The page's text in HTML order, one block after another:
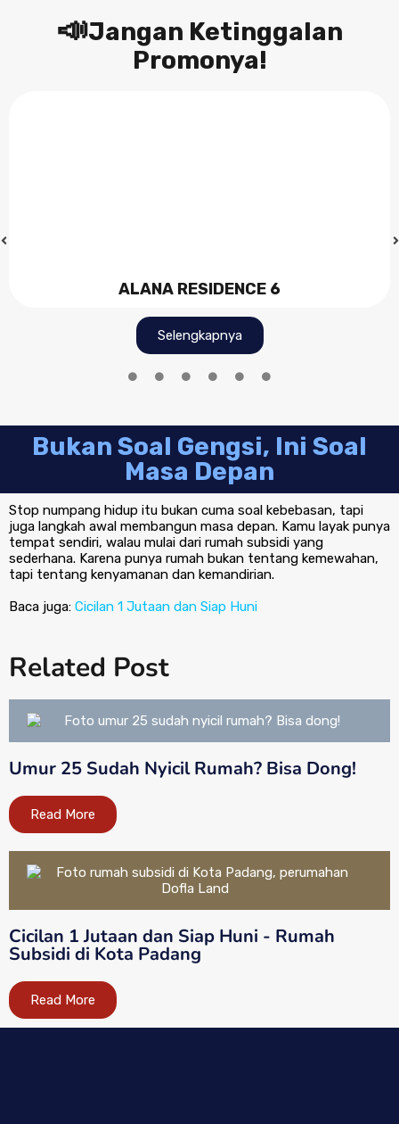
📣Jangan Ketinggalan
Promonya!
ALANA RESIDENCE 6
Selengkapnya
Bukan Soal Gengsi, Ini Soal
Masa Depan
Stop numpang hidup itu bukan cuma soal kebebasan, tapi
juga langkah awal membangun masa depan. Kamu layak punya
tempat sendiri, walau mulai dari rumah subsidi yang
sederhana. Karena punya rumah bukan tentang kemewahan,
tapi tentang kenyamanan dan kemandirian.
Baca juga: Cicilan 1 Jutaan dan Siap Huni
Related Post
Umur 25 Sudah Nyicil Rumah? Bisa Dong!
Read More
Cicilan 1 Jutaan dan Siap Huni - Rumah
Subsidi di Kota Padang
Read More